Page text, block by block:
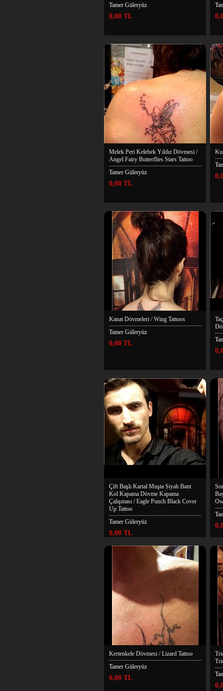
Tamer Güleryüz
0,00 TL
Melek Peri Kelebek Yıldız Dövmesi /
Angel Fairy Butterflies Stars Tattoo
Tamer Güleryüz
0,00 TL
Kanat Dövmeleri / Wing Tattoos
Tamer Güleryüz
0,00 TL
Çift Başlı Kartal Muşta Siyah Bant
Kol Kapama Dövme Kapama
Çalışması / Eagle Punch Black Cover
Up Tattoo
Tamer Güleryüz
0,00 TL
Kertenkele Dövmesi / Lizard Tattoo
Tamer Güleryüz
0,00 TL